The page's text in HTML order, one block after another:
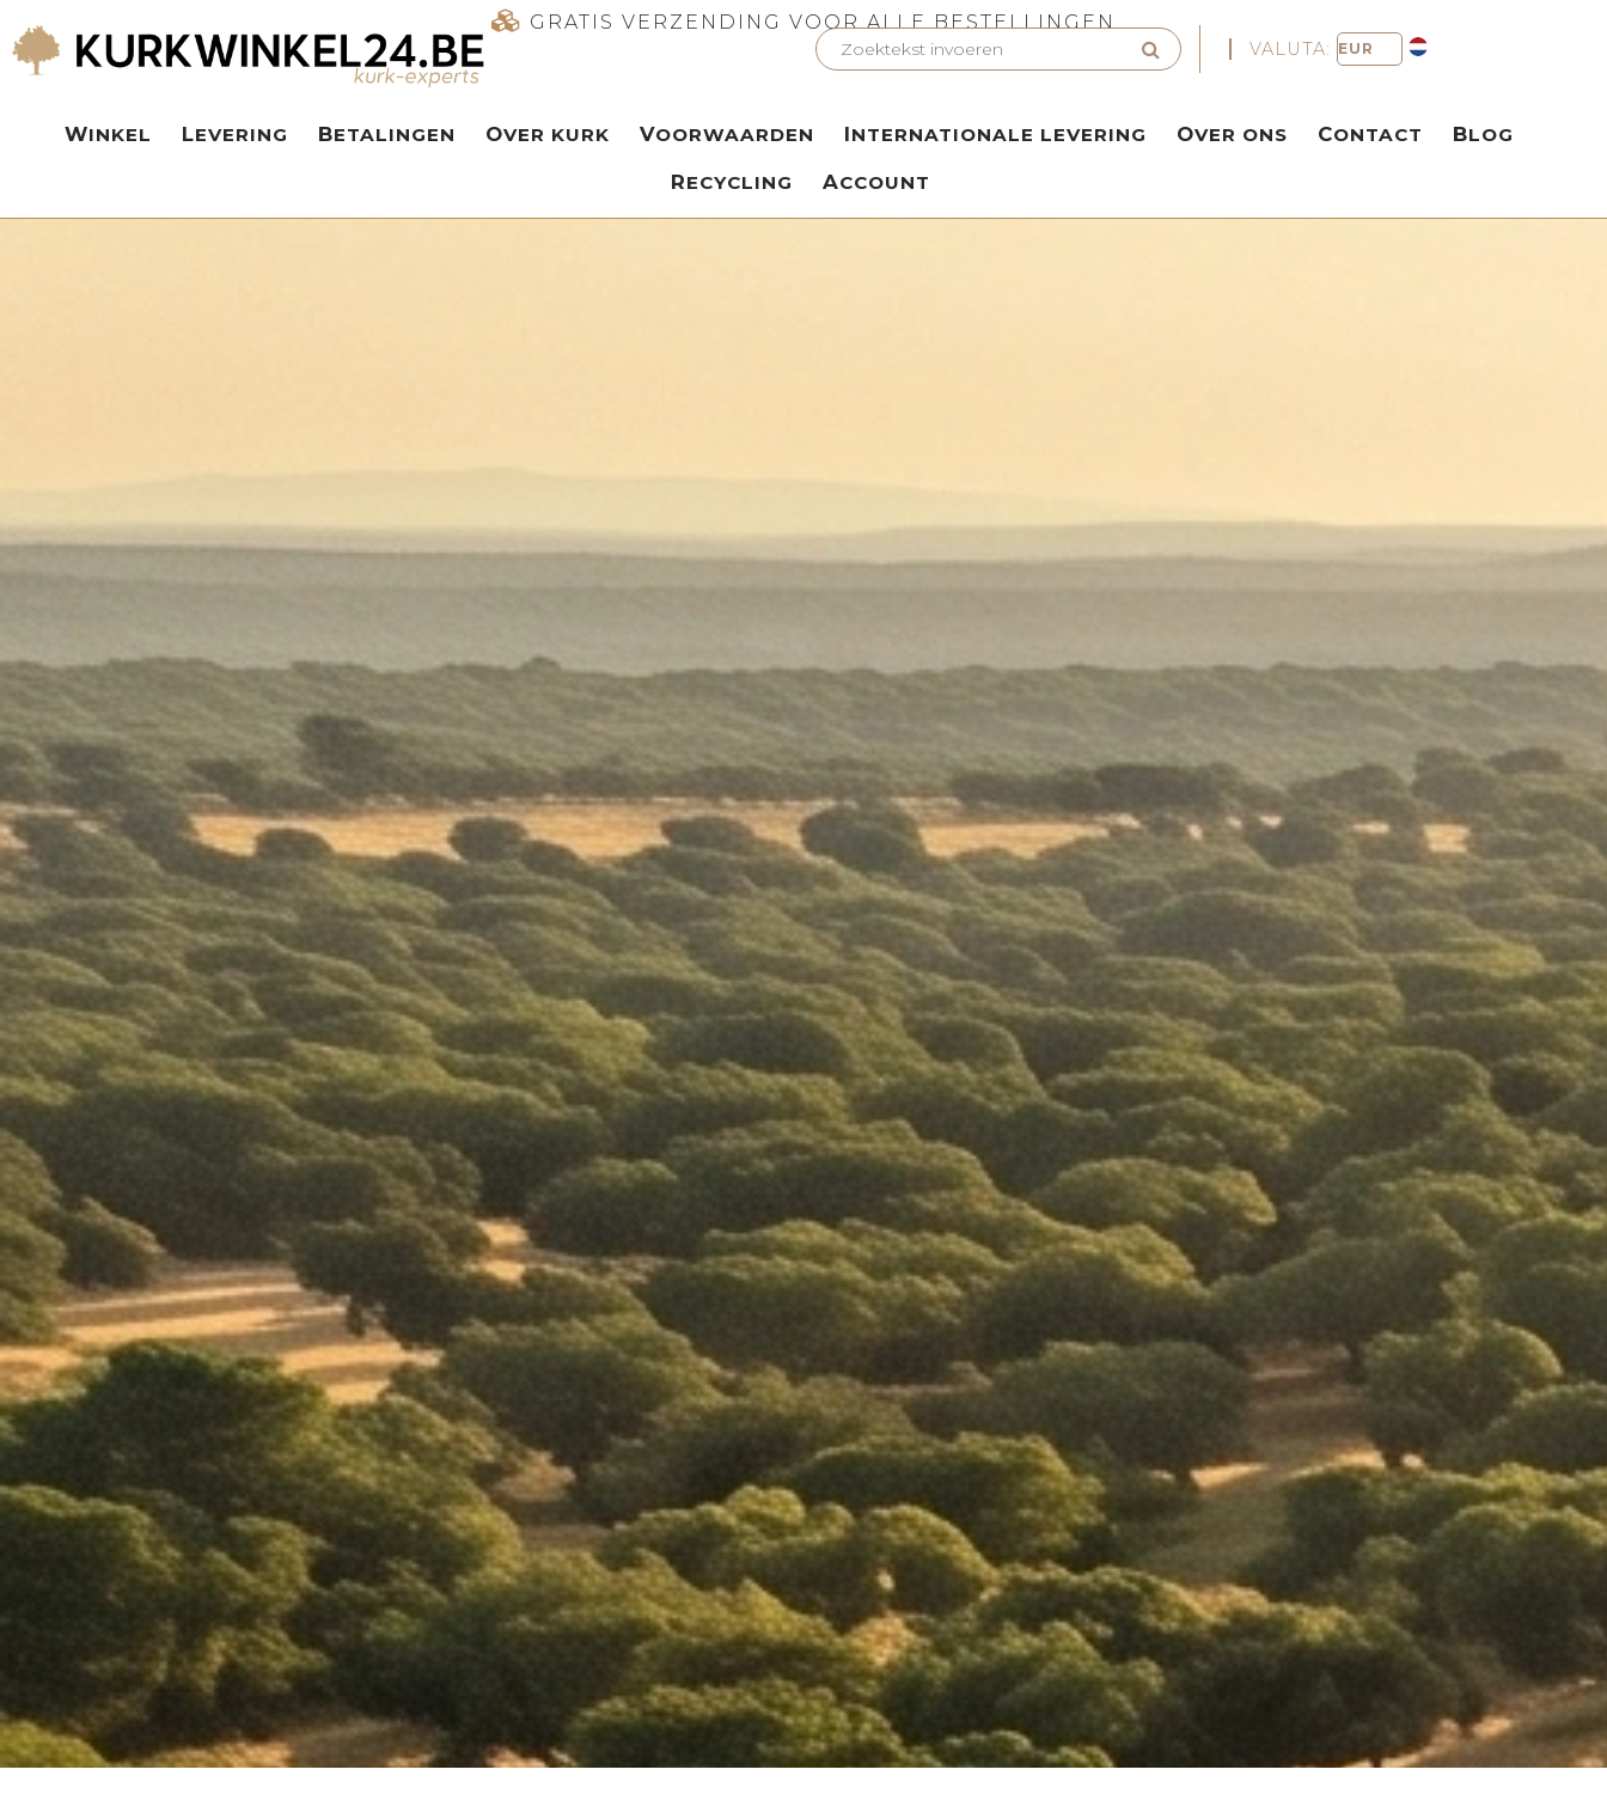
GRATIS VERZENDING VOOR ALLE BESTELLINGEN
VALUTA:
WINKEL LEVERING BETALINGEN OVER KURK VOORWAARDEN INTERNATIONALE LEVERING OVER ONS CONTACT BLOG
RECYCLING ACCOUNT